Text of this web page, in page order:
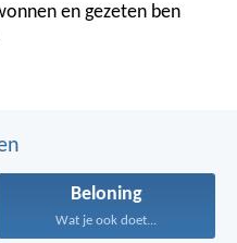
en gezeten ben
Beloning
Wat je ook doet...